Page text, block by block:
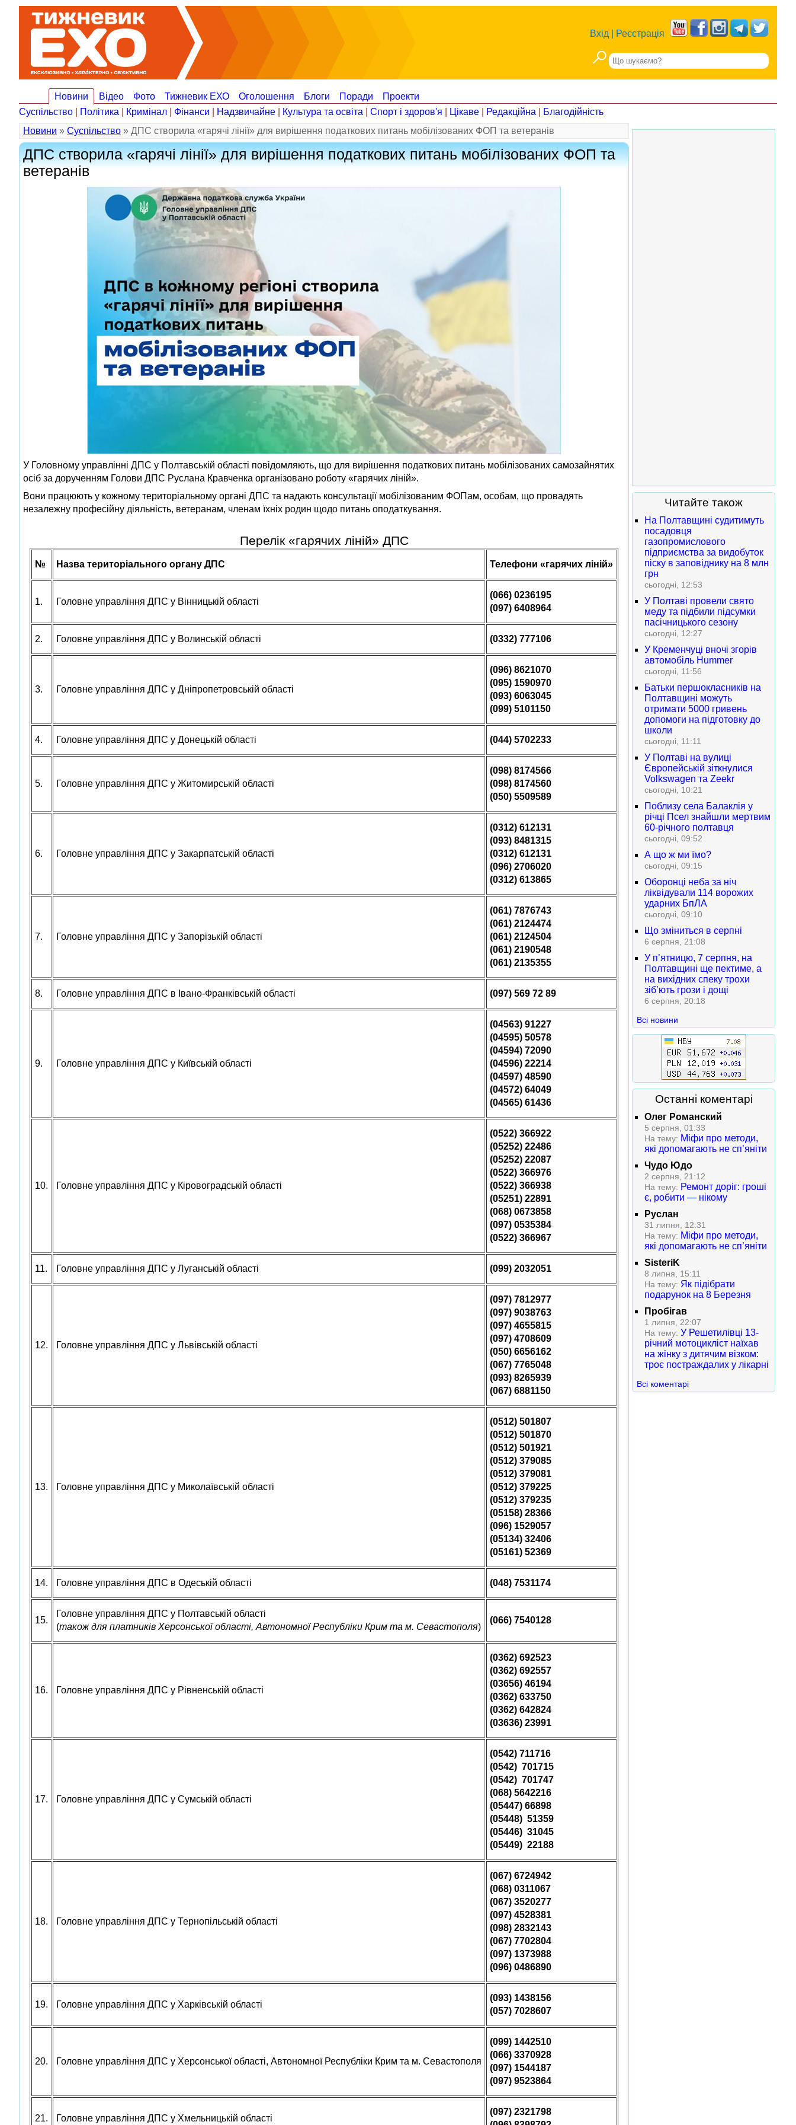
Вхід Реєстрація
Новини Відео Фото Тижневик ЕХО Оголошення Блоги Поради
Проекти
Суспільство
Політика Кримінал Фінанси Надзвичайне Культура та освіта Спорт і здоров'я Цікаве Редакційна
Благодійність
Новини » Суспільство » ДПС створила «гарячі лінії» для вирішення податкових питань мобілізованих ФОП та ветеранів
ДПС створила «гарячі лінії» для вирішення податкових питань мобілізованих ФОП та
ветеранів
У Головному управлінні ДПС у Полтавській області повідомляють, що для вирішення податкових питань мобілізованих самозайнятих
осіб за дорученням Голови ДПС Руслана Кравченка організовано роботу «гарячих ліній».
Вони працюють у кожному територіальному органі ДПС та надають консультації мобілізованим ФОПам, особам, що провадять
незалежну професійну діяльність, ветеранам, членам їхніх родин щодо питань оподаткування.
Перелік «гарячих ліній» ДПС
№ Назва територіального органу ДПС Телефони «гарячих ліній»
1. Головне управління ДПС у Вінницькій області
(066) 0236195
(097) 6408964
2. Головне управління ДПС у Волинській області (0332) 777106
3. Головне управління ДПС у Дніпропетровській області
(096) 8621070
(095) 1590970
(093) 6063045
(099) 5101150
4. Головне управління ДПС у Донецькій області (044) 5702233
5. Головне управління ДПС у Житомирській області
(098) 8174566
(098) 8174560
(050) 5509589
6. Головне управління ДПС у Закарпатській області
(0312) 612131
(093) 8481315
(0312) 612131
(096) 2706020
(0312) 613865
7. Головне управління ДПС у Запорізькій області
(061) 7876743
(061) 2124474
(061) 2124504
(061) 2190548
(061) 2135355
8. Головне управління ДПС в Івано-Франківській області (097) 569 72 89
9. Головне управління ДПС у Київській області
(04563) 91227
(04595) 50578
(04594) 72090
(04596) 22214
(04597) 48590
(04572) 64049
(04565) 61436
10. Головне управління ДПС у Кіровоградській області
(0522) 366922
(05252) 22486
(05252) 22087
(0522) 366976
(0522) 366938
(05251) 22891
(068) 0673858
(097) 0535384
(0522) 366967
11. Головне управління ДПС у Луганській області (099) 2032051
12. Головне управління ДПС у Львівській області
(097) 7812977
(097) 9038763
(097) 4655815
(097) 4708609
(050) 6656162
(067) 7765048
(093) 8265939
(067) 6881150
13. Головне управління ДПС у Миколаївській області
(0512) 501807
(0512) 501870
(0512) 501921
(0512) 379085
(0512) 379081
(0512) 379225
(0512) 379235
(05158) 28366
(096) 1529057
(05134) 32406
(05161) 52369
14. Головне управління ДПС в Одеській області (048) 7531174
15.
Головне управління ДПС у Полтавській області
(також для платників Херсонської області, Автономної Республіки Крим та м. Севастополя)
(066) 7540128
16. Головне управління ДПС у Рівненській області
(0362) 692523
(0362) 692557
(03656) 46194
(0362) 633750
(0362) 642824
(03636) 23991
17. Головне управління ДПС у Сумській області
(0542) 711716
(0542) 701715
(0542) 701747
(068) 5642216
(05447) 66898
(05448) 51359
(05446) 31045
(05449) 22188
18. Головне управління ДПС у Тернопільській області
(067) 6724942
(068) 0311067
(067) 3520277
(097) 4528381
(098) 2832143
(067) 7702804
(097) 1373988
(096) 0486890
19. Головне управління ДПС у Харківській області
(093) 1438156
(057) 7028607
20. Головне управління ДПС у Херсонської області, Автономної Республіки Крим та м. Севастополя
(099) 1442510
(066) 3370928
(097) 1544187
(097) 9523864
21. Головне управління ДПС у Хмельницькій області
(097) 2321798
Читайте також
На Полтавщині судитимуть
посадовця
газопромислового
підприємства за видобуток
піску в заповіднику на 8 млн
грн
сьогодні, 12:53
У Полтаві провели свято
меду та підбили підсумки
пасічницького сезону
сьогодні, 12:27
У Кременчуці вночі згорів
автомобіль Hummer
сьогодні, 11:56
Батьки першокласників на
Полтавщині можуть
отримати 5000 гривень
допомоги на підготовку до
школи
сьогодні, 11:11
У Полтаві на вулиці
Європейській зіткнулися
Volkswagen та Zeekr
сьогодні, 10:21
Поблизу села Балаклія у
річці Псел знайшли мертвим
60-річного полтавця
сьогодні, 09:52
А що ж ми їмо?
сьогодні, 09:15
Оборонці неба за ніч
ліквідували 114 ворожих
ударних БпЛА
сьогодні, 09:10
Що зміниться в серпні
6 серпня, 21:08
У п’ятницю, 7 серпня, на
Полтавщині ще пектиме, а
на вихідних спеку трохи
зіб’ють грози і дощі
6 серпня, 20:18
Всі новини
Останні коментарі
Олег Романский
5 серпня, 01:33
На тему: Міфи про методи,
які допомагають не сп’яніти
Чудо Юдо
2 серпня, 21:12
На тему: Ремонт доріг: гроші
є, робити — нікому
Руслан
31 липня, 12:31
На тему: Міфи про методи,
які допомагають не сп’яніти
SisteriK
8 липня, 15:11
На тему: Як підібрати
подарунок на 8 Березня
Пробігав
1 липня, 22:07
На тему: У Решетилівці 13-
річний мотоцикліст наїхав
на жінку з дитячим візком:
троє постраждалих у лікарні
Всі коментарі